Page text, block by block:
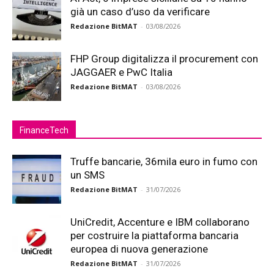
già un caso d’uso da verificare
Redazione BitMAT - 03/08/2026
FHP Group digitalizza il procurement con
JAGGAER e PwC Italia
Redazione BitMAT - 03/08/2026
FinanceTech
Truffe bancarie, 36mila euro in fumo con
un SMS
Redazione BitMAT - 31/07/2026
UniCredit, Accenture e IBM collaborano
per costruire la piattaforma bancaria
europea di nuova generazione
Redazione BitMAT - 31/07/2026